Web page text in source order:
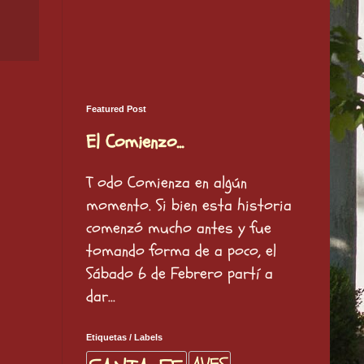
Featured Post
El Comienzo...
T odo Comienza en algún
momento. Si bien esta historia
comenzó mucho antes y fue
tomando forma de a poco, el
Sábado 6 de Febrero partí a
dar...
Etiquetas / Labels